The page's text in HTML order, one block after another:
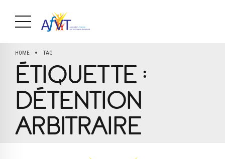
HOME TAG
ÉTIQUETTE :
DÉTENTION
ARBITRAIRE